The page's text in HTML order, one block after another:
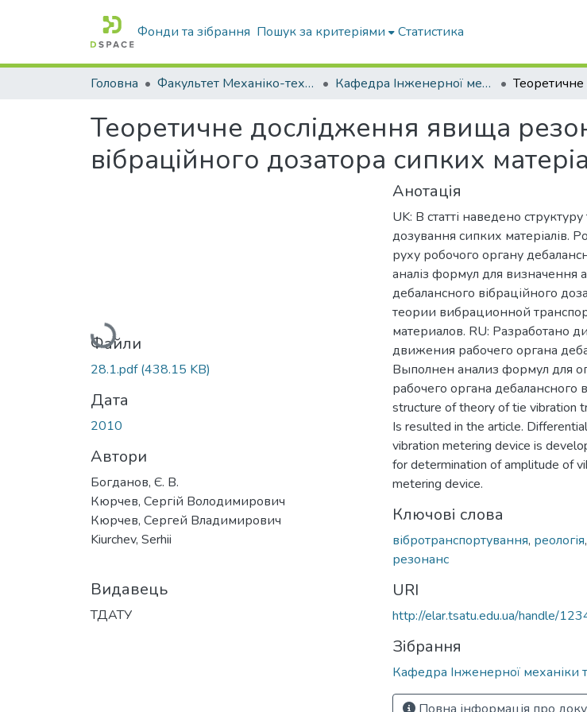
Фонди та зібрання Пошук за критеріями Статистика
Головна Факультет Механіко-технологічний Кафедра Інженерної механіки та комп'ютерного проектування
Теоретичне дослідження явища
вібраційного дозатора сипких
Вантажиться...
Файли
28.1.pdf(438.15 KB)
Дата
2010
Автори
Богданов, Є. В.
Кюрчев, Сергій Володимирович
Кюрчев, Сергей Владимирович
Kiurchev, Serhii
Видавець
ТДАТУ
Анотація
UK: В статті наведено
дозування сипких матеріалів.
руху робочого органу
аналіз формул для визначення
дебалансного вібраційного
теории вибрационной
материалов. RU: Разработано
движения рабочего органа
Выполнен анализ формул для
рабочего органа дебалансного
structure of theory of tie vibration
Is resulted in the article.
vibration metering device is
for determination of amplitude of
metering device.
Ключові слова
вібротранспортування, реологія,
резонанс
URI
http://elar.tsatu.edu.ua/handle/
Зібрання
Кафедра Інженерної механіки